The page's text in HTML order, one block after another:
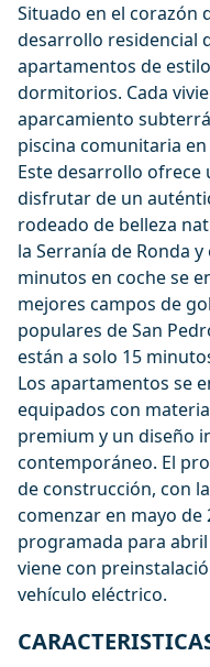
Situado en el corazón
desarrollo residencial
apartamentos de
dormitorios. Cada
aparcamiento
piscina comunitaria en
Este desarrollo
disfrutar de un
rodeado de belleza
la Serranía de Ronda
minutos en coche se
mejores campos de
populares de San
están a solo 15
Los apartamentos se
equipados con
premium y un diseño
contemporáneo. El
de construcción, con
comenzar en mayo de
programada para
viene con
vehículo eléctrico.